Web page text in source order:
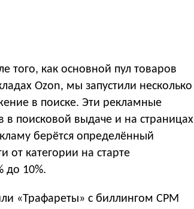
того, как основной пул товаров
Ozon, мы запустили несколько
в поиске. Эти рекламные
поисковой выдаче и на страницах
берётся определённый
от категории на старте
до 10%.
«Трафареты» с биллингом CPM